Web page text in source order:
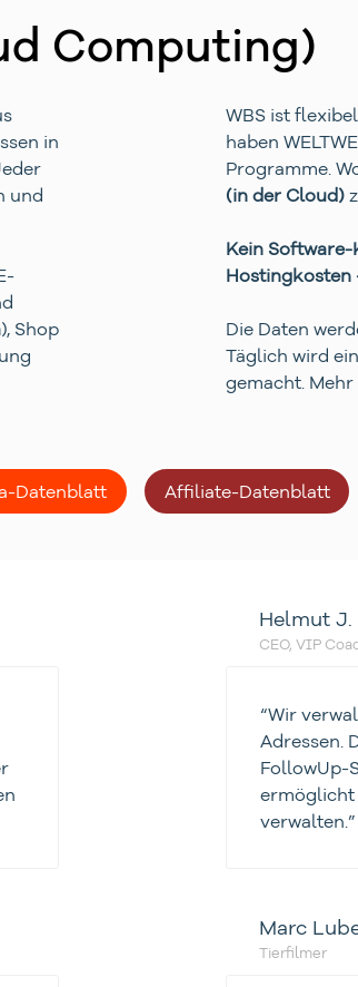
Computing)
in
und
), Shop
WBS ist
haben
Programme.
(in der Cloud)
Kein
Hostingkosten
Die Daten
Täglich wird
gemacht.
Datenblatt Affiliate-Datenblatt
Helmut J.
CEO, VIP
“Wir
Adressen.
FollowUp-
ermöglicht
verwalten.”
Marc
Tierfilmer